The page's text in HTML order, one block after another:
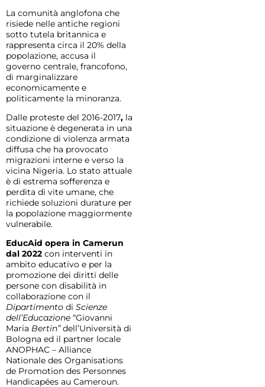
La comunità anglofona che
risiede nelle antiche regioni
sotto tutela britannica e
rappresenta circa il 20% della
popolazione, accusa il
governo centrale, francofono,
di marginalizzare
economicamente e
politicamente la minoranza.
Dalle proteste del 2016-2017, la
situazione è degenerata in una
condizione di violenza armata
diffusa che ha provocato
migrazioni interne e verso la
vicina Nigeria. Lo stato attuale
è di estrema sofferenza e
perdita di vite umane, che
richiede soluzioni durature per
la popolazione maggiormente
vulnerabile.
EducAid opera in Camerun
dal 2022 con interventi in
ambito educativo e per la
promozione dei diritti delle
persone con disabilità in
collaborazione con il
Dipartimento di Scienze
dell’Educazione “Giovanni
Maria Bertin”dell’Università di
Bologna ed il partner locale
ANOPHAC – Alliance
Nationale des Organisations
de Promotion des Personnes
Handicapées au Cameroun.